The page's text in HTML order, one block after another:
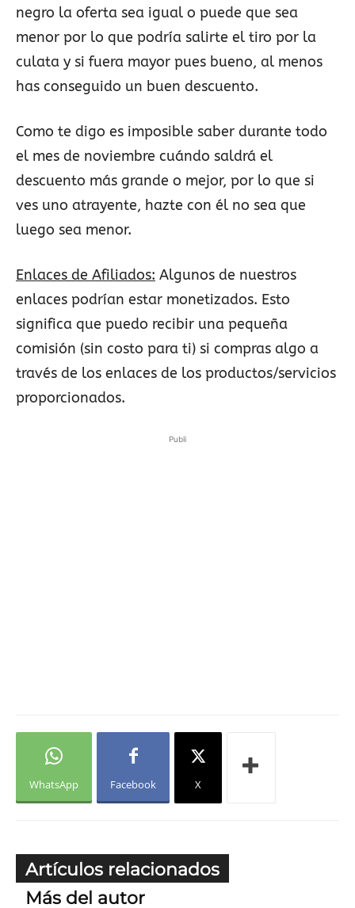
negro la oferta sea igual o puede que sea
menor por lo que podría salirte el tiro por la
culata y si fuera mayor pues bueno, al menos
has conseguido un buen descuento.
Como te digo es imposible saber durante todo
el mes de noviembre cuándo saldrá el
descuento más grande o mejor, por lo que si
ves uno atrayente, hazte con él no sea que
luego sea menor.
Enlaces de Afiliados: Algunos de nuestros
enlaces podrían estar monetizados. Esto
significa que puedo recibir una pequeña
comisión (sin costo para ti) si compras algo a
través de los enlaces de los productos/servicios
proporcionados.
Publi
WhatsApp Facebook X
Artículos relacionados
Más del autor